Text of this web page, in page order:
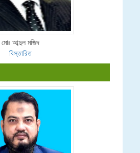
মোঃ আব্দুল মজিদ
বিস্তারিত